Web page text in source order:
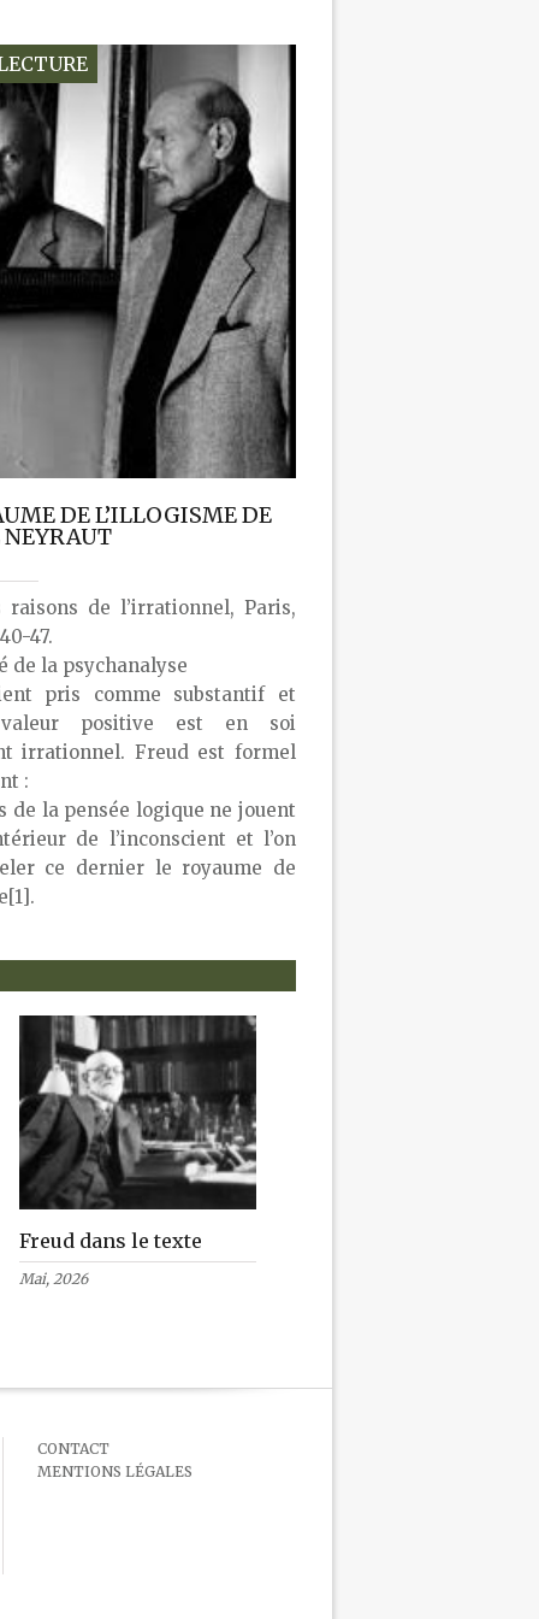
DE L’ILLOGISME DE
raisons de l’irrationnel, Paris,
47.
de la psychanalyse
pris comme substantif et
valeur positive est en soi
irrationnel. Freud est formel
:
de la pensée logique ne jouent
de l’inconscient et l’on
ce dernier le royaume de
Freud dans le texte
Mai, 2026
CONTACT
MENTIONS LÉGALES